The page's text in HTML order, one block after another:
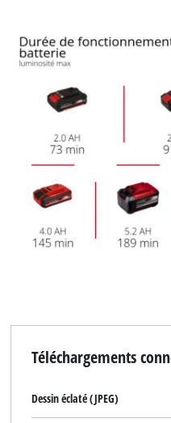
Téléchargements
Dessin éclaté (JPEG)